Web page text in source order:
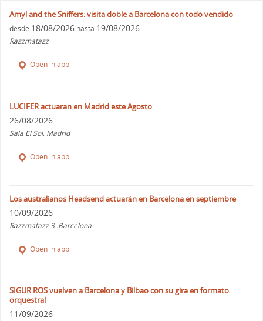
Amyl and the Sniffers: visita doble a Barcelona con todo vendido
desde 18/08/2026 hasta 19/08/2026
Razzmatazz
Open in app
LUCIFER actuaran en Madrid este Agosto
26/08/2026
Sala El Sol, Madrid
Open in app
Los australianos Headsend actuarán en Barcelona en septiembre
10/09/2026
Razzmatazz 3 .Barcelona
Open in app
SIGUR ROS vuelven a Barcelona y Bilbao con su gira en formato
orquestral
11/09/2026